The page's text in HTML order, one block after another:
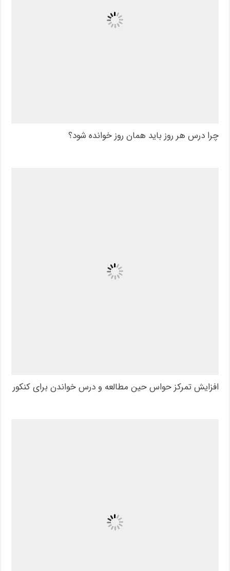
چرا درس هر روز باید همان روز خوانده شود؟
افزایش تمرکز حواس حین مطالعه و درس خواندن برای کنکور